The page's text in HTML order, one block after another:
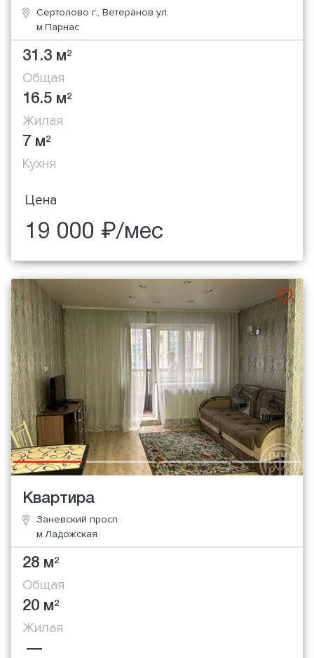
Сертолово г., Ветеранов ул.
м.Парнас
31.3 м2
Общая
16.5 м2
Жилая
7 м2
Кухня
Цена
19 000 ₽/мес
Квартира
Заневский просп.
м.Ладожская
28 м2
Общая
20 м2
Жилая
—